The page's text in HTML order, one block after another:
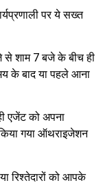
पर ये सख्त
शाम 7 बजे के बीच ही
के बाद या पहले आना
एजेंट को अपना
गया ऑथराइजेशन
रिश्तेदारों को आपके